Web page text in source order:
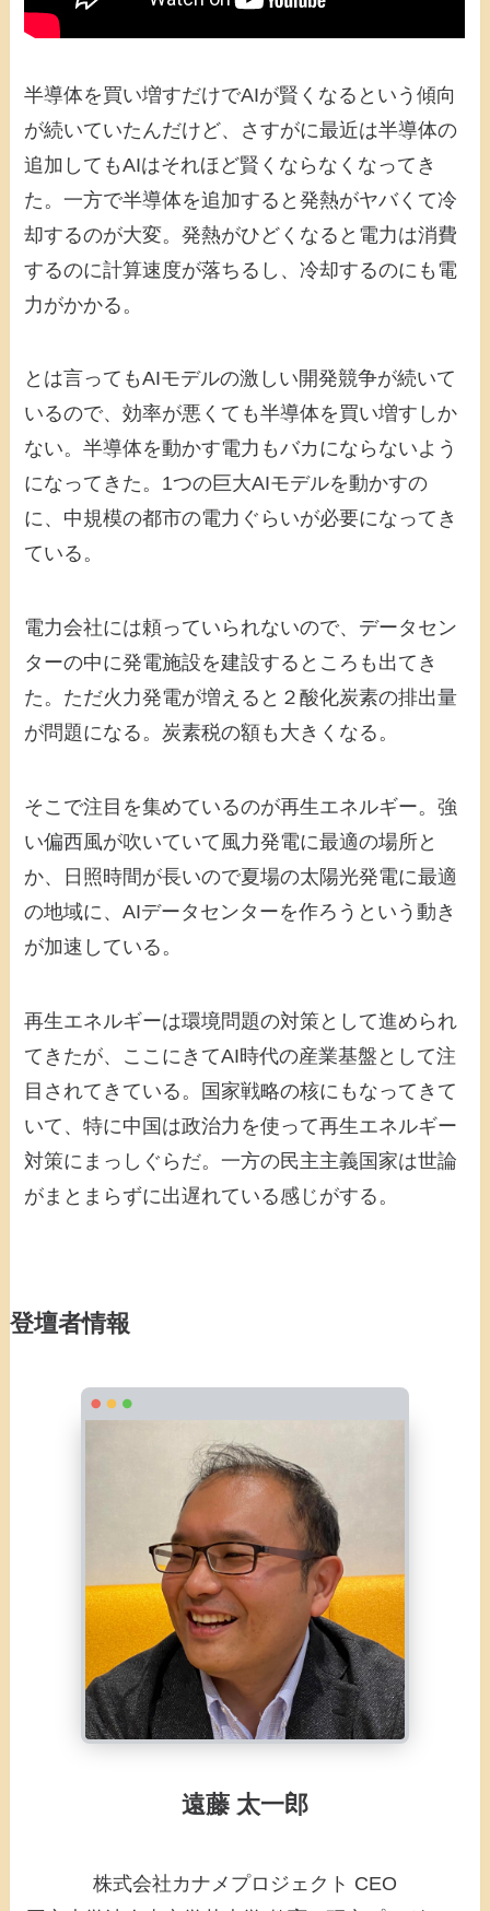
半導体を買い増すだけでAIが賢くなるという傾向
が続いていたんだけど、さすがに最近は半導体の
追加してもAIはそれほど賢くならなくなってき
た。一方で半導体を追加すると発熱がヤバくて冷
却するのが大変。発熱がひどくなると電力は消費
するのに計算速度が落ちるし、冷却するのにも電
力がかかる。
とは言ってもAIモデルの激しい開発競争が続いて
いるので、効率が悪くても半導体を買い増すしか
ない。半導体を動かす電力もバカにならないよう
になってきた。1つの巨大AIモデルを動かすの
に、中規模の都市の電力ぐらいが必要になってき
ている。
電力会社には頼っていられないので、データセン
ターの中に発電施設を建設するところも出てき
た。ただ火力発電が増えると２酸化炭素の排出量
が問題になる。炭素税の額も大きくなる。
そこで注目を集めているのが再生エネルギー。強
い偏西風が吹いていて風力発電に最適の場所と
か、日照時間が長いので夏場の太陽光発電に最適
の地域に、AIデータセンターを作ろうという動き
が加速している。
再生エネルギーは環境問題の対策として進められ
てきたが、ここにきてAI時代の産業基盤として注
目されてきている。国家戦略の核にもなってきて
いて、特に中国は政治力を使って再生エネルギー
対策にまっしぐらだ。一方の民主主義国家は世論
がまとまらずに出遅れている感じがする。
登壇者情報
遠藤 太一郎
株式会社カナメプロジェクト CEO